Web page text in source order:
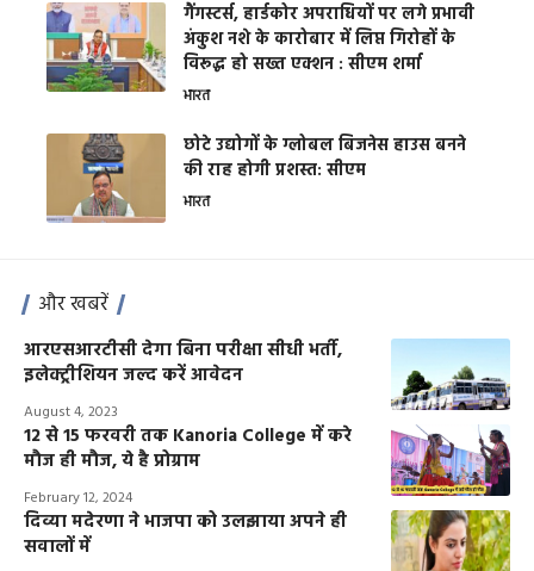
गैंगस्टर्स, हार्डकोर अपराधियों पर लगे प्रभावी
अंकुश नशे के कारोबार में लिप्त गिरोहों के
विरूद्ध हो सख्त एक्शन : सीएम शर्मा
भारत
छोटे उद्योगों के ग्लोबल बिजनेस हाउस बनने
की राह होगी प्रशस्त: सीएम
भारत
और खबरें
आरएसआरटीसी देगा बिना परीक्षा सीधी भर्ती,
इलेक्ट्रीशियन जल्द करें आवेदन
August 4, 2023
12 से 15 फरवरी तक Kanoria College में करे
मौज ही मौज, ये है प्रोग्राम
February 12, 2024
दिव्या मदेरणा ने भाजपा को उलझाया अपने ही
सवालों में